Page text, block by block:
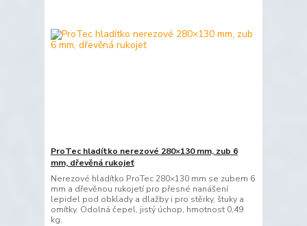
ProTec hladítko nerezové 280×130 mm, zub 6
mm, dřevěná rukojeť
Nerezové hladítko ProTec 280×130 mm se zubem 6
mm a dřevěnou rukojetí pro přesné nanášení
lepidel pod obklady a dlažby i pro stěrky, štuky a
omítky. Odolná čepel, jistý úchop, hmotnost 0,49
kg.